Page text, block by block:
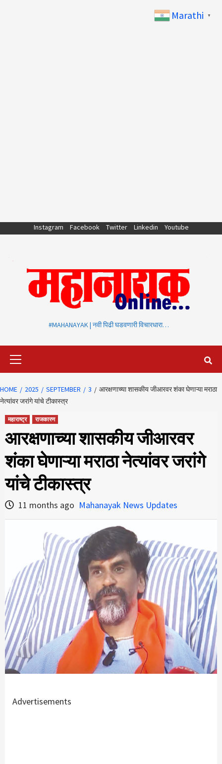
Instagram Facebook Twitter Linkedin Youtube
#MAHANAYAK | नवी पिढी घडवणारी विचारधारा…
HOME 2025 SEPTEMBER 3
आरक्षणाच्या शासकीय जीआरवर शंका घेणाऱ्या मराठा
नेत्यांवर जरांगे यांचे टीकास्त्र
महाराष्ट्र राजकारण
आरक्षणाच्या शासकीय जीआरवर
शंका घेणाऱ्या मराठा नेत्यांवर जरांगे
यांचे टीकास्त्र
11 months ago Mahanayak News Updates
Advertisements
Marathi ▼